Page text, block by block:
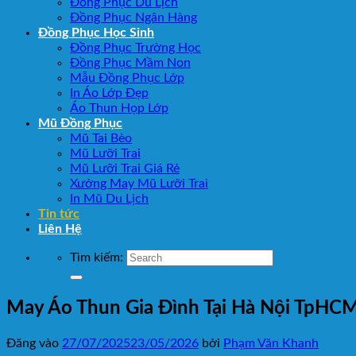
Đồng Phục Ngân Hàng
Đồng Phục Học Sinh
Đồng Phục Trường Học
Đồng Phục Mầm Non
Mẫu Đồng Phục Lớp
In Áo Lớp Đẹp
Áo Thun Họp Lớp
Mũ Đồng Phục
Mũ Tai Bèo
Mũ Lưỡi Trai
Mũ Lưỡi Trai Giá Rẻ
Xưởng May Mũ Lưỡi Trai
In Mũ Du Lịch
Tin tức
Liên Hệ
Tìm kiếm:
May Áo Thun Gia Đình Tại Hà Nội
Đăng vào 27/07/202523/05/2026 bởi Phạm Văn Khanh